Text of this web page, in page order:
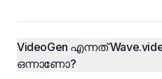
VideoGen എന്നത്
ഒന്നാണോ?